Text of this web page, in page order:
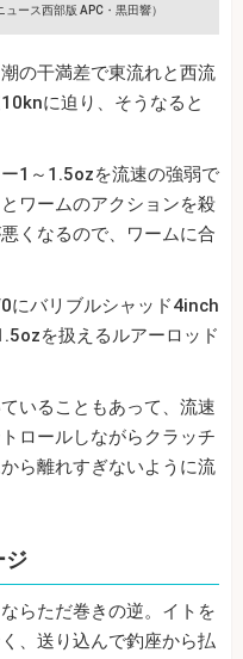
ース西部版 APC・黒田響）
の干満差で東流れと西流
に迫り、そうなると
1～1.5ozを流速の強弱で
ワームのアクションを殺
くなるので、ワームに合
にバリブルシャッド4inch
を扱えるルアーロッド
いることもあって、流速
ロールしながらクラッチ
ら離れすぎないように流
ジ
らただ巻きの逆。イトを
、送り込んで釣座から払